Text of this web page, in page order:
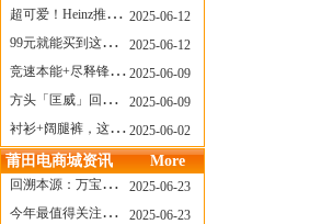
超可爱！Heinz推出星之卡比合作款番茄酱！
2025-06-12
99元就能买到这样颜值的太阳镜？优衣库夏季墨镜系列
2025-06-12
竞速本能+尽释锋芒——罗杰杜彼Roger+Dubuis王者竞速系列飞返计时码表燃擎赛道
2025-06-09
方头「匡威」回归！日系简约里的小心思
2025-06-09
衬衫+阔腿裤，这样穿美出新高度！
2025-06-02
莆田电商城资讯 More
回溯本源：万宝龙推出明星系列都市灰腕表新作
2025-06-23
今年最值得关注的AF1！KOBE x AF1 明日发售
2025-06-23